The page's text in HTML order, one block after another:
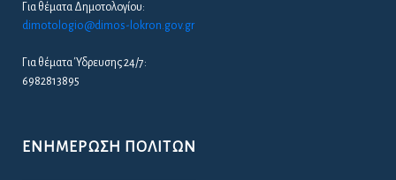
Για θέματα Δημοτολογίου:
dimotologio@dimos-lokron.gov.gr
Για θέματα Ύδρευσης 24/7:
6982813895
ΕΝΗΜΈΡΩΣΗ ΠΟΛΙΤΏΝ